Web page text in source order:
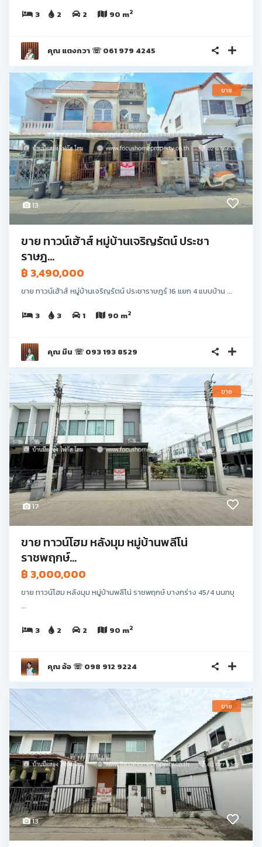
3 2 2 90 m2
คุณ แตงกวา ☏ 061 979 4245
13
ขาย
ขาย ทาวน์เฮ้าส์ หมู่บ้านเจริญรัตน์ ประชา
ราษฎ...
฿ 3,490,000
ขาย ทาวน์เฮ้าส์ หมู่บ้านเจริญรัตน์ ประชาราษฎร์ 16 แยก 4 แบบบ้าน ...
3 3 1 90 m2
คุณ มีน ☏ 093 193 8529
17
ขาย
ขาย ทาวน์โฮม หลังมุม หมู่บ้านพลีโน่
ราชพฤกษ์...
฿ 3,000,000
ขาย ทาวน์โฮม หลังมุม หมู่บ้านพลีโน่ ราชพฤกษ์ บางกร่าง 45/4 นนทบุ
...
3 2 2 90 m2
คุณ อ้อ ☏ 098 912 9224
13
ขาย